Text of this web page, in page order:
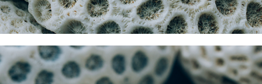
Pendiente Plata Espiral